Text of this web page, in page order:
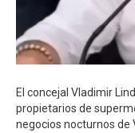
El concejal Vladimir
propietarios de
negocios nocturnos de